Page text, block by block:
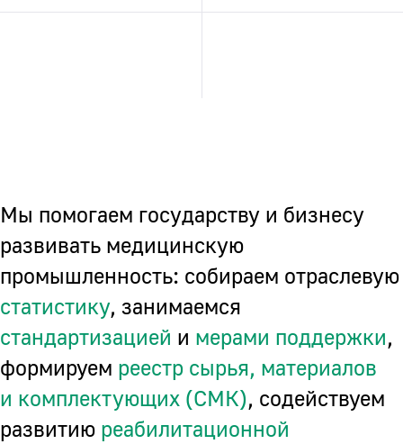
Мы помогаем государству и бизнесу
развивать медицинскую
промышленность: собираем отраслевую
статистику, занимаемся
стандартизацией и мерами поддержки,
формируем реестр сырья, материалов
и комплектующих (СМК), содействуем
развитию реабилитационной